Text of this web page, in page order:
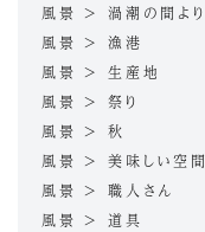
風景 > 渦潮の間より
風景 > 漁港
風景 > 生産地
風景 > 祭り
風景 > 秋
風景 > 美味しい空間
風景 > 職人さん
風景 > 道具